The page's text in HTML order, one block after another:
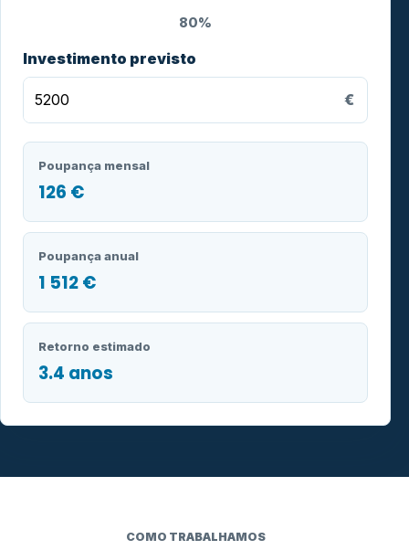
80%
Investimento previsto
€
Poupança mensal
126 €
Poupança anual
1 512 €
Retorno estimado
3.4 anos
COMO TRABALHAMOS